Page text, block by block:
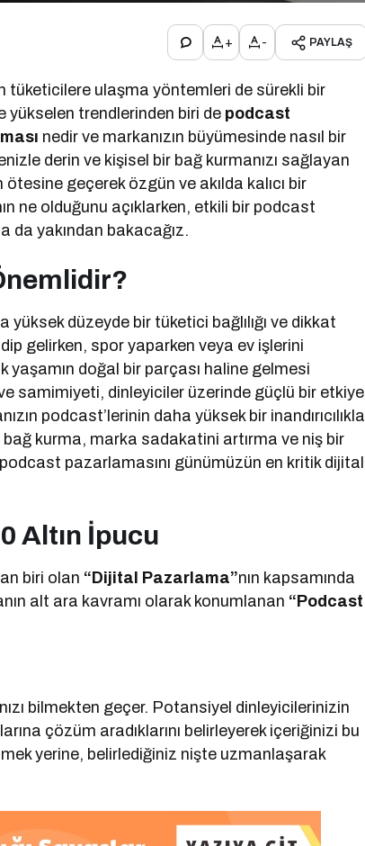
+ - PAYLAŞ
tüketicilere ulaşma yöntemleri de sürekli bir
yükselen trendlerinden biri de podcast
nedir ve markanızın büyümesinde nasıl bir
derin ve kişisel bir bağ kurmanızı sağlayan
geçerek özgün ve akılda kalıcı bir
ne olduğunu açıklarken, etkili bir podcast
da yakından bakacağız.
düzeyde bir tüketici bağlılığı ve dikkat
gelirken, spor yaparken veya ev işlerini
yaşamın doğal bir parçası haline gelmesi
samimiyeti, dinleyiciler üzerinde güçlü bir etkiye
podcast’lerinin daha yüksek bir inandırıcılıkla
kurma, marka sadakatini artırma ve niş bir
pazarlamasını günümüzün en kritik dijital
Altın İpucu
biri olan “Dijital Pazarlama”nın kapsamında
alt ara kavramı olarak konumlanan “Podcast
bilmekten geçer. Potansiyel dinleyicilerinizin
çözüm aradıklarını belirleyerek içeriğinizi bu
yerine, belirlediğiniz nişte uzmanlaşarak